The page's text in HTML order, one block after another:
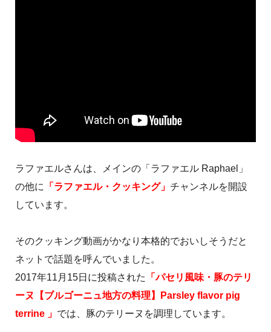
ラファエルさんは、メインの「ラファエル Raphael」
の他に
「ラファエル・クッキング」 チャンネルを開設
しています。
そのクッキング動画がかなり本格的でおいしそうだと
ネットで話題を呼んでいました。
2017年11月15日に投稿された
「パセリ風味・豚のテリ
ーヌ【ブルゴーニュ地方の料理】Parsley flavor pig
terrine 」 では、豚のテリーヌを調理しています。